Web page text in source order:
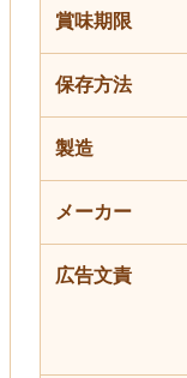
賞味期限
保存方法
製造
メーカー
広告文責